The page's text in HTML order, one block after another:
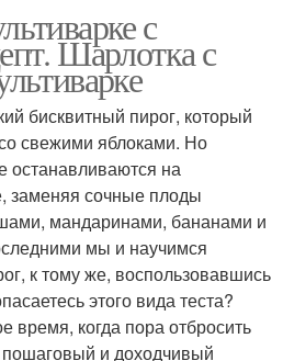
с
Шарлотка с
бисквитный пирог, который
свежими яблоками. Но
останавливаются на
заменяя сочные плоды
мандаринами, бананами и
мы и научимся
к тому же, воспользовавшись
этого вида теста?
время, когда пора отбросить
и доходчивый